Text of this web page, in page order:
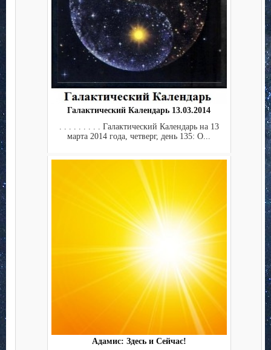
Галактический Календарь 13.03.2014
. . . . . . . . . Галактический Календарь на 13
марта 2014 года, четверг, день 135: О...
Адамис: Здесь и Сейчас!